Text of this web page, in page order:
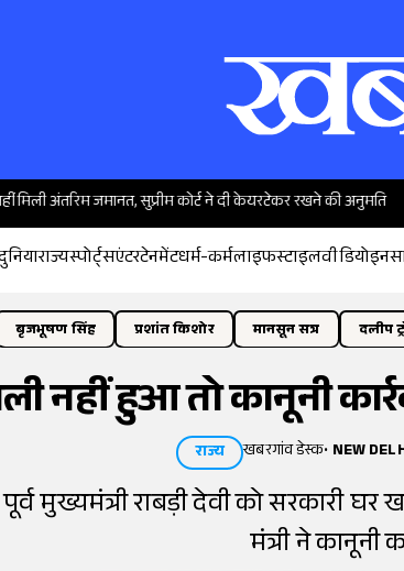
जमानत, सुप्रीम कोर्ट ने दी केयरटेकर रखने की अनुमति 'उमर
राज्यस्पोर्ट्सएंटरटेनमेंटधर्म-कर्मलाइफस्टाइलवीडियो
बृजभूषण सिंह प्रशांत किशोर मानसून सत्र दलीप
नहीं हुआ तो कानूनी
राज्य खबरगांव डेस्क• NEW
मुख्यमंत्री राबड़ी देवी को सरकारी
मंत्री ने कानूनी